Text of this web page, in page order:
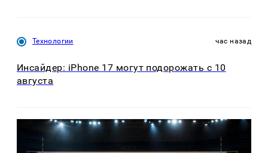
Технологии час назад
Инсайдер: iPhone 17 могут подорожать с 10
августа